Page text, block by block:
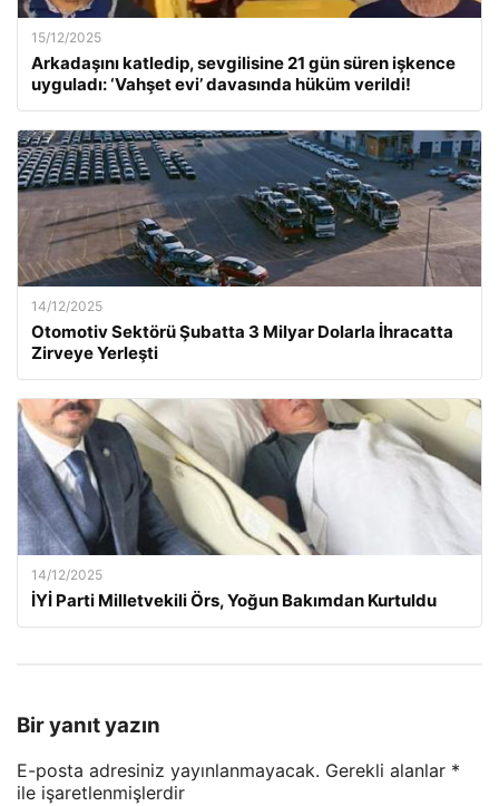
15/12/2025
Arkadaşını katledip, sevgilisine 21 gün süren işkence
uyguladı: ‘Vahşet evi’ davasında hüküm verildi!
14/12/2025
Otomotiv Sektörü Şubatta 3 Milyar Dolarla İhracatta
Zirveye Yerleşti
14/12/2025
İYİ Parti Milletvekili Örs, Yoğun Bakımdan Kurtuldu
Bir yanıt yazın
E-posta adresiniz yayınlanmayacak. Gerekli alanlar *
ile işaretlenmişlerdir